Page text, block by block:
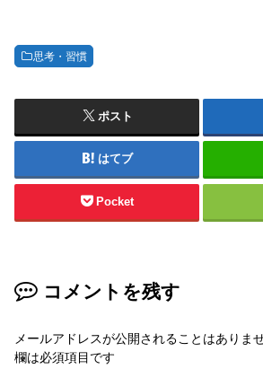
思考・習慣
ポスト
はてブ
Pocket
コメントを残す
メールアドレスが公開されることはありませ
欄は必須項目です